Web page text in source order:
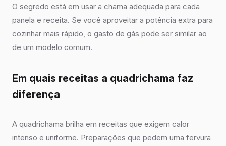
O segredo está em usar a chama adequada para cada
panela e receita. Se você aproveitar a potência extra para
cozinhar mais rápido, o gasto de gás pode ser similar ao
de um modelo comum.
Em quais receitas a quadrichama faz
diferença
A quadrichama brilha em receitas que exigem calor
intenso e uniforme. Preparações que pedem uma fervura